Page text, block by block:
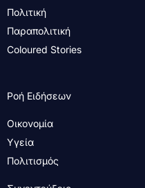
Πολιτική
Παραπολιτική
Coloured Stories
Ροή Ειδήσεων
Οικονομία
Υγεία
Πολιτισμός